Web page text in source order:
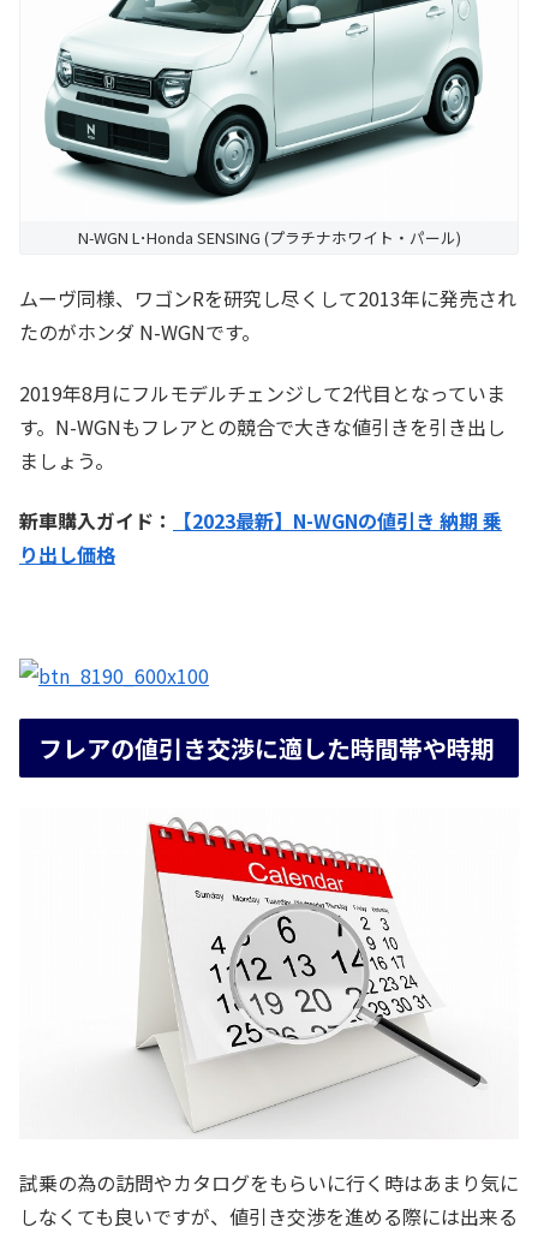
N-WGN L･Honda SENSING (プラチナホワイト・パール)
ムーヴ同様、ワゴンRを研究し尽くして2013年に発売され
たのがホンダ N-WGNです。
2019年8月にフルモデルチェンジして2代目となっていま
す。N-WGNもフレアとの競合で大きな値引きを引き出し
ましょう。
新車購入ガイド：
【2023最新】N-WGNの値引き 納期 乗
り出し価格
フレアの値引き交渉に適した時間帯や時期
試乗の為の訪問やカタログをもらいに行く時はあまり気に
しなくても良いですが、値引き交渉を進める際には出来る